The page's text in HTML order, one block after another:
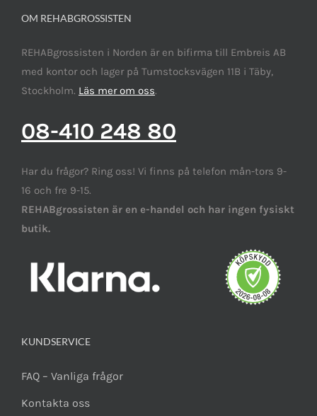
OM REHABGROSSISTEN
REHABgrossisten i Norden är en bifirma till Embreis AB
med kontor och lager på Tumstocksvägen 11B i Täby,
Stockholm. Läs mer om oss.
08-410 248 80
Har du frågor? Ring oss! Vi finns på telefon mån-tors 9-
16 och fre 9-15.
REHABgrossisten är en e-handel och har ingen fysiskt
butik.
KUNDSERVICE
FAQ – Vanliga frågor
Kontakta oss